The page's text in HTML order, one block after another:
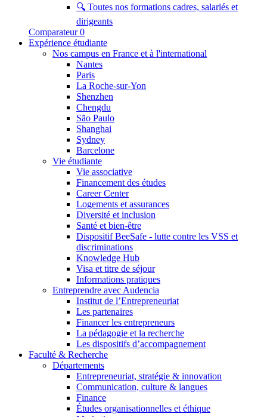
🔍 Toutes nos formations cadres, salariés et
dirigeants
Comparateur 0
Expérience étudiante
Nos campus en France et à l'international
Nantes
Paris
La Roche-sur-Yon
Shenzhen
Chengdu
São Paulo
Shanghai
Sydney
Barcelone
Vie étudiante
Vie associative
Financement des études
Career Center
Logements et assurances
Diversité et inclusion
Santé et bien-être
Dispositif BeeSafe - lutte contre les VSS et
discriminations
Knowledge Hub
Visa et titre de séjour
Informations pratiques
Entreprendre avec Audencia
Institut de l’Entrepreneuriat
Les partenaires
Financer les entrepreneurs
La pédagogie et la recherche
Les dispositifs d’accompagnement
Faculté & Recherche
Départements
Entrepreneuriat, stratégie & innovation
Communication, culture & langues
Finance
Études organisationnelles et éthique